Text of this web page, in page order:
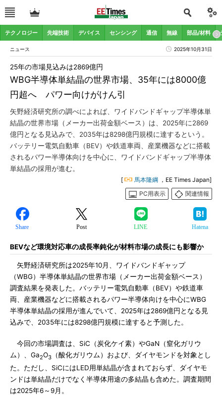
テクノロジー 先端技術 デバイス センシング 通信 無線 部品/材料
ニュース 2025年10月31日
WBG半導体単結晶の世界市場、35年には8000億
円超へ パワー向けがけん引
25年の市場見込みは2869億円
矢野経済研究所の調べによれば、ワイドバンドギャップ半導体単
結晶の世界市場（メーカー出荷金額ベース）は、2025年に2869
億円となる見込みで、2035年は8298億円規模に達するという。
バッテリー電気自動車（BEV）や鉄道車両、産業機器などに搭載
されるパワー半導体向けを中心に、ワイドバンドギャップ半導体
単結晶の採用が進む。
[ 馬本隆綱 ，EE Times Japan]
PC用表示
関連情報
Share Post LINE Hatena
BEVなど環境対応車の成長率鈍化が材料市場の成長にも影響か
矢野経済研究所は2025年10月、ワイドバンドギャップ
（WBG）半導体単結晶の世界市場（メーカー出荷金額ベース）
調査結果を発表した。バッテリー電気自動車（BEV）や鉄道車
両、産業機器などに搭載されるパワー半導体向けを中心にWBG
半導体単結晶の採用が進んでいて、2025年は2869億円となる見
込みで、2035年には8298億円規模に達すると予測した。
今回の市場調査は、SiC（炭化ケイ素）やGaN（窒化ガリウ
ム）、Ga2O3 （酸化ガリウム）および、ダイヤモンドを対象とし
た。ただし、SiCにはLED用単結晶が含まれておらず、ダイヤモ
ンドは単結晶だけでなく半導体用途の多結晶も含めた。調査期間
は2025年6～9月。